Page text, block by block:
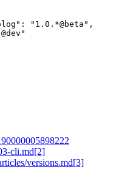
: "1.0.*@beta" ,
cli.md[2]
versions.md[3]